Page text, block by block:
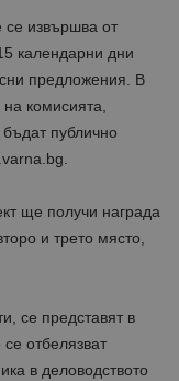
се извършва от
календарни дни
предложения. В
комисията,
публично
ще получи награда
и трето място,
се представят в
отбелязват
в деловодството